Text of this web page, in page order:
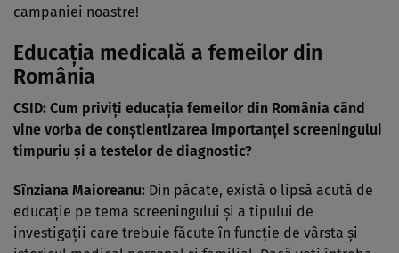
campaniei noastre!
Educația medicală a femeilor din
România
CSID: Cum priviți educația femeilor din România când
vine vorba de conștientizarea importanței screeningului
timpuriu și a testelor de diagnostic?
Sînziana Maioreanu: Din păcate, există o lipsă acută de
educație pe tema screeningului și a tipului de
investigații care trebuie făcute în funcție de vârsta și